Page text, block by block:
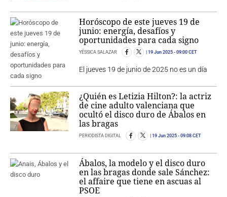
Horóscopo de este jueves 19 de
junio: energía, desafíos y
oportunidades para cada signo
YÉSSICA SALAZAR 19 Jun 2025 - 09:00 CET
El jueves 19 de junio de 2025 no es un día
¿Quién es Letizia Hilton?: la actriz
de cine adulto valenciana que
ocultó el disco duro de Ábalos en
las bragas
PERIODISTA DIGITAL 19 Jun 2025 - 09:08 CET
Ábalos, la modelo y el disco duro
en las bragas donde sale Sánchez:
el affaire que tiene en ascuas al
PSOE